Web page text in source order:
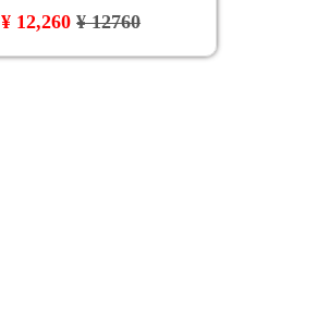
¥ 12,260¥ 12760